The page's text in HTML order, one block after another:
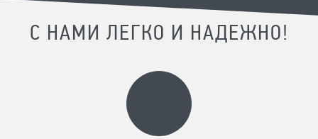
С НАМИ ЛЕГКО И НАДЕЖНО!